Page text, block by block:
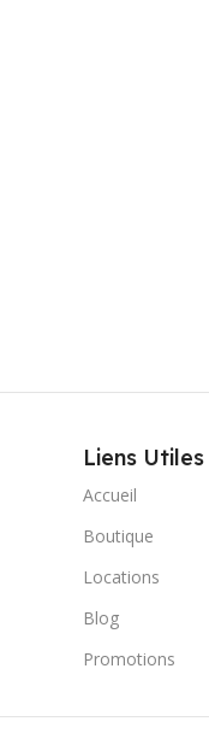
Liens Utiles
Accueil
Boutique
Locations
Blog
Promotions